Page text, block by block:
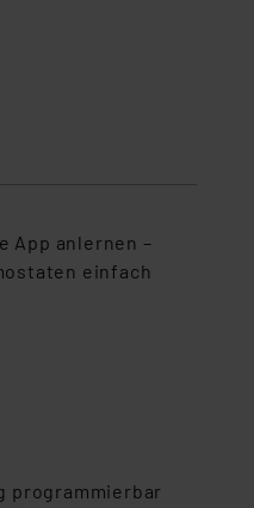
App anlernen –
einfach
programmierbar